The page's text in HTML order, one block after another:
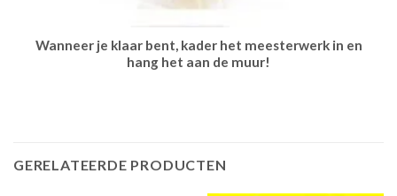
Wanneer je klaar bent, kader het meesterwerk in en
hang het aan de muur!
GERELATEERDE PRODUCTEN